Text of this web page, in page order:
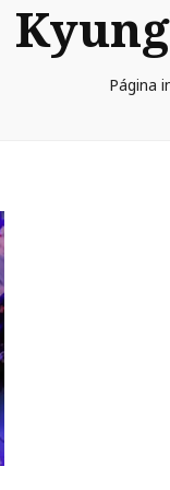
Página